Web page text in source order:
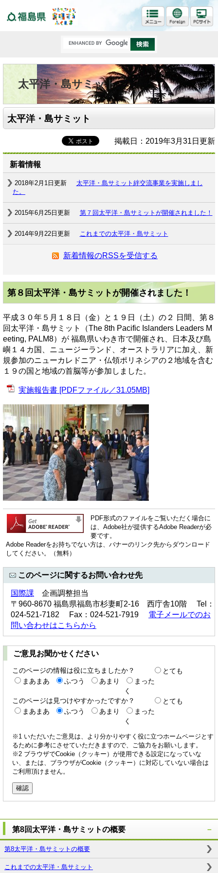
太平洋・島サミット
太平洋・島サミット
掲載日：2019年3月31日更新
新着情報
2018年2月1日更新
太平洋・島サミット絆交流事業を実施しまし
た。
2015年6月25日更新 第７回太平洋・島サミットが開催されました！
2014年9月22日更新 これまでの太平洋・島サミット
新着情報のRSSを受信する
第８回太平洋・島サミットが開催されました！
平成３０年５月１８日（金）と１９日（土）の２ 日間、第８
回太平洋・島サミット（The 8th Pacific Islanders Leaders M
eeting, PALM8）が 福島県いわき市で開催され、日本及び島
嶼１４カ国、ニュージーランド、オーストラリアに加え、新
規参加のニューカレドニア・仏領ポリネシアの２地域を含む
１９の国と地域の首脳等が参加しました。
実施報告書 [PDFファイル／31.05MB]
PDF形式のファイルをご覧いただく場合に
は、Adobe社が提供するAdobe Readerが必
要です。
Adobe Readerをお持ちでない方は、バナーのリンク先からダウンロード
してください。（無料）
このページに関するお問い合わせ先
国際課 企画調整担当
〒960-8670 福島県福島市杉妻町2-16 西庁舎10階 Tel：
024-521-7182 Fax：024-521-7919 電子メールでのお
問い合わせはこちらから
ご意見お聞かせください
このページの情報は役に立ちましたか？
とても
まあまあ
ふつう あまり
まった
く
このページは見つけやすかったですか？
とても
まあまあ
ふつう あまり
まった
く
※1 いただいたご意見は、より分かりやすく役に立つホームページとす
るために参考にさせていただきますので、ご協力をお願いします。
※2 ブラウザでCookie（クッキー）が使用できる設定になっていな
い、または、ブラウザがCookie（クッキー）に対応していない場合は
ご利用頂けません。
第8回太平洋・島サミットの概要
第8太平洋・島サミットの概要
これまでの太平洋・島サミット